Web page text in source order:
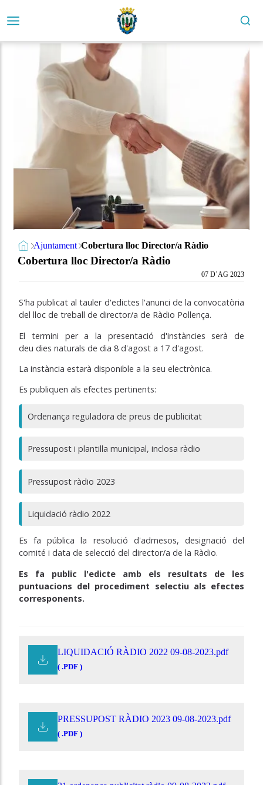
Ajuntament Cobertura lloc Director/a Ràdio
Cobertura lloc Director/a Ràdio
07 D’AG 2023
S'ha publicat al tauler d'edictes l'anunci de la convocatòria
del lloc de treball de director/a de Ràdio Pollença.
El termini per a la presentació d'instàncies serà de
deu dies naturals de dia 8 d'agost a 17 d'agost.
La instància estarà disponible a la seu electrònica.
Es publiquen als efectes pertinents:
Ordenança reguladora de preus de publicitat
Pressupost i plantilla municipal, inclosa ràdio
Pressupost ràdio 2023
Liquidació ràdio 2022
Es fa pública la resolució d'admesos, designació del
comité i data de selecció del director/a de la Ràdio.
Es fa public l'edicte amb els resultats de les
puntuacions del procediment selectiu als efectes
corresponents.
LIQUIDACIÓ RÀDIO 2022 09-08-2023.pdf
( .PDF )
PRESSUPOST RÀDIO 2023 09-08-2023.pdf
( .PDF )